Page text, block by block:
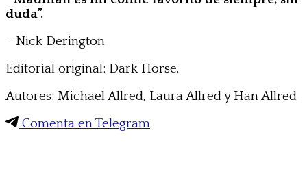
duda”.
—Nick Derington
Editorial original: Dark Horse.
Autores: Michael Allred, Laura Allred y Han Allred
Comenta en Telegram